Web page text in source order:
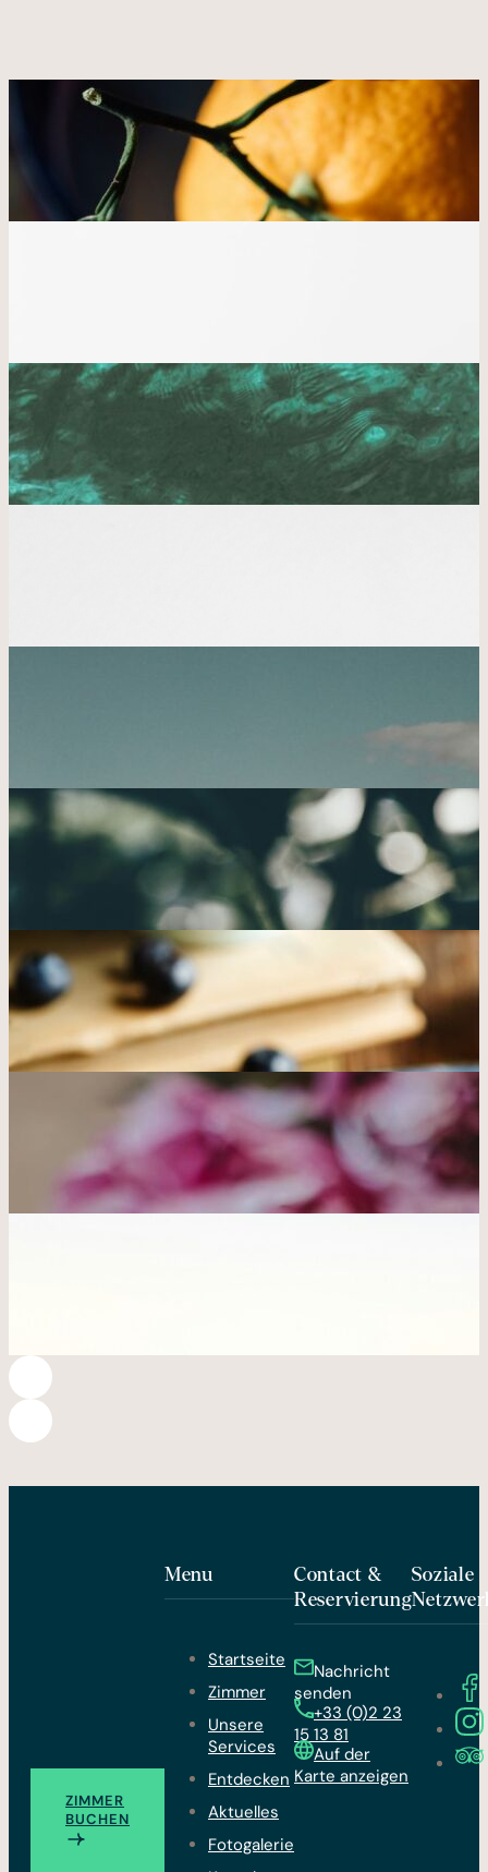
ZIMMER
BUCHEN
Menu
Startseite
Zimmer
Unsere
Services
Entdecken
Aktuelles
Fotogalerie
Contact &
Reservierung
Nachricht
senden
+33 (0)2 23
15 13 81
Auf der
Karte anzeigen
Soziale